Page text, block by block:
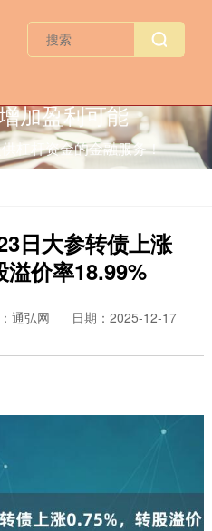
加盈利可能
杠杆资金的金融服务！
日大参转债上涨
溢价率18.99%
通弘网
日期：2025-12-17